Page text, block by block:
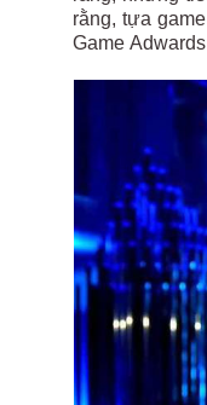
rằng, tựa
Game